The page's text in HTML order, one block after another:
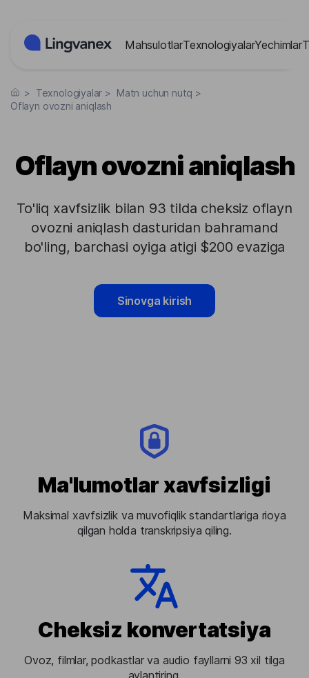
MahsulotlarTexnologiyalarYechimlar
> Texnologiyalar > Matn uchun nutq >
Oflayn ovozni aniqlash
Oflayn ovozni aniqlash
To'liq xavfsizlik bilan 93 tilda cheksiz oflayn
ovozni aniqlash dasturidan bahramand
bo'ling, barchasi oyiga atigi $200 evaziga
Sinovga kirish
Ma'lumotlar xavfsizligi
Maksimal xavfsizlik va muvofiqlik standartlariga rioya
qilgan holda transkripsiya qiling.
Cheksiz konvertatsiya
Ovoz, filmlar, podkastlar va audio fayllarni 93 xil tilga
aylantiring.